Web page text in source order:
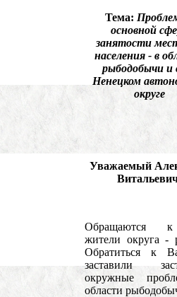
Тема:
основной
занятости
населения - в
рыбодобычи и
Ненецком
округе
Уважаемый
Обращаются
жители округа -
Обратиться к
заставили
окружные
области